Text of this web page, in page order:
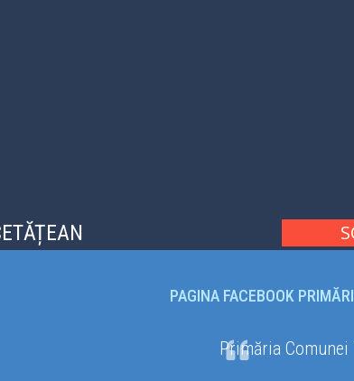
PAGINA FACEBOOK
Primăria Comunei